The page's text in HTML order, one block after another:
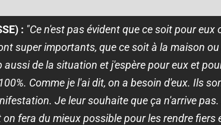
: "Ce n'est pas évident que ce soit pour
super importants, que ce soit à la maison
de la situation et j'espère pour eux et
Comme je l'ai dit, on a besoin d'eux. Ils
Je leur souhaite que ça n'arrive
fera du mieux possible pour les rendre fiers